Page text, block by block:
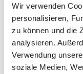
Wir verwenden
personalisieren,
zu können und die
analysieren.
Verwendung
soziale Medien,
Anrede*
Vorname*